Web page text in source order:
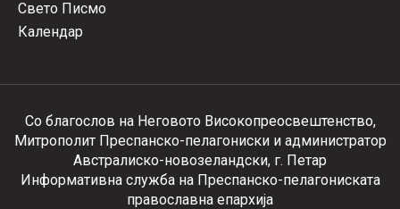
Свето Писмо
Календар
Со благослов на Неговото Високопреосвештенство,
Митрополит Преспанско-пелагониски и администратор
Австралиско-новозеландски, г. Петар
Информативна служба на Преспанско-пелагониската
православна епархија